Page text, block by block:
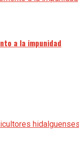
a la impunidad